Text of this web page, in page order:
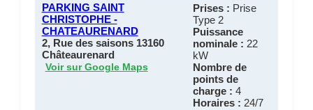
PARKING SAINT
CHRISTOPHE -
CHATEAURENARD
2, Rue des saisons 13160
Châteaurenard
Voir sur Google Maps
Prises : Prise
Type 2
Puissance
nominale : 22
kW
Nombre de
points de
charge : 4
Horaires : 24/7